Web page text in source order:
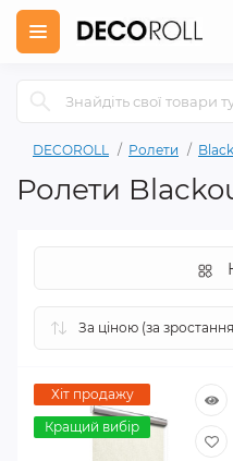
DECOROLL Ролети
Ролети
Хіт продажу
Кращий вибір